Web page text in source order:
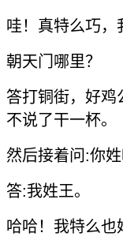
哇！真特么巧，
朝天门哪里？
答打铜街，好鸡
不说了干一杯。
然后接着问:你姓
答:我姓王。
哈哈！我特么也